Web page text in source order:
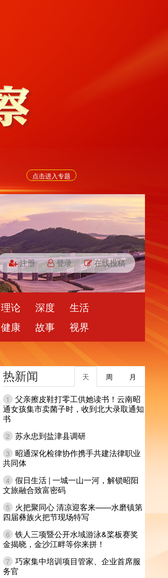
点击进入专题
注册 登录 在线投稿
理论 深度
生活
健康
故事 视界
热新闻 月
周
天
1
父亲擦皮鞋打零工供她读书！云南昭
通女孩集市卖菌子时，收到北大录取通知
书
2 苏永忠到盐津县调研
3
昭通深化检律协作携手共建法律职业
共同体
4 假日生活 | 一城一山一河，解锁昭阳
文旅融合致富密码
5
火把聚同心 清凉迎客来——水磨镇第
四届彝族火把节现场特写
6 铁人三项暨公开水域游泳&桨板赛奖
金揭晓，金沙江畔等你来拼！
7 巧家集中培训项目管家、企业首席服
务官